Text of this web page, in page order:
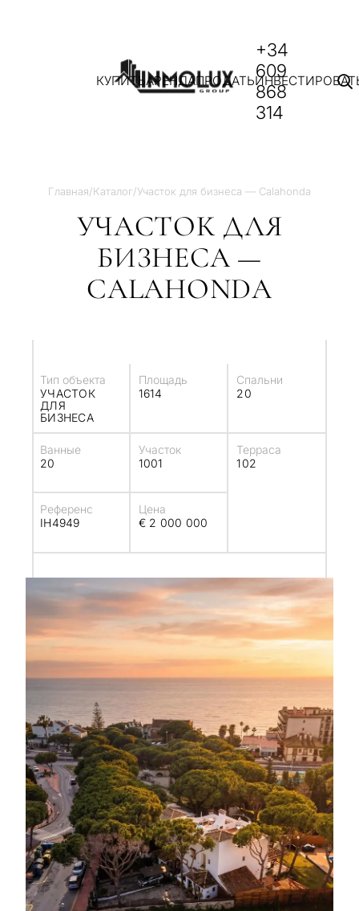
КУПИТЬАРЕНДАПРОДАТЬ
+34
609
868
314
Главная/Каталог/Участок для бизнеса — Calahonda
УЧАСТОК ДЛЯ
БИЗНЕСА —
CALAHONDA
Тип объекта
УЧАСТОК
ДЛЯ
БИЗНЕСА
Площадь
1614
Спальни
20
Ванные
20
Участок
1001
Терраса
102
Референс
IH4949
Цена
€ 2 000 000